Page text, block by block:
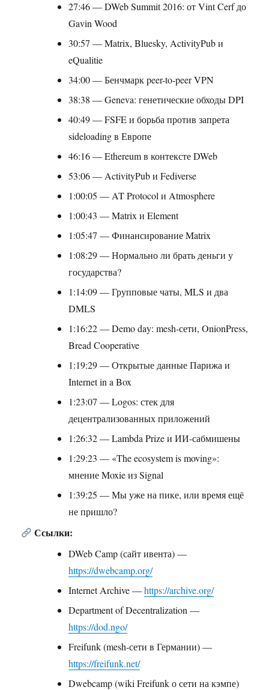
27:46 — DWeb Summit 2016: от Vint Cerf до
Gavin Wood
30:57 — Matrix, Bluesky, ActivityPub и
eQualitie
34:00 — Бенчмарк peer-to-peer VPN
38:38 — Geneva: генетические обходы DPI
40:49 — FSFE и борьба против запрета
sideloading в Европе
46:16 — Ethereum в контексте DWeb
53:06 — ActivityPub и Fediverse
1:00:05 — AT Protocol и Atmosphere
1:00:43 — Matrix и Element
1:05:47 — Финансирование Matrix
1:08:29 — Нормально ли брать деньги у
государства?
1:14:09 — Групповые чаты, MLS и два
DMLS
1:16:22 — Demo day: mesh-сети, OnionPress,
Bread Cooperative
1:19:29 — Открытые данные Парижа и
Internet in a Box
1:23:07 — Logos: стек для
децентрализованных приложений
1:26:32 — Lambda Prize и ИИ-сабмишены
1:29:23 — «The ecosystem is moving»:
мнение Moxie из Signal
1:39:25 — Мы уже на пике, или время ещё
не пришло?
Ссылки:
DWeb Camp (сайт ивента) —
https://dwebcamp.org/
Internet Archive —https://archive.org/
Department of Decentralization —
https://dod.ngo/
Freifunk (mesh-сети в Германии) —
https://freifunk.net/
Dwebcamp (wiki Freifunk о сети на кэмпе)